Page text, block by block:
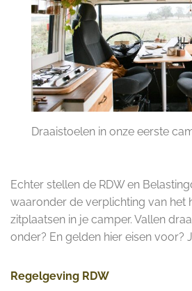
Draaistoelen in onze eerste
Echter stellen de RDW en
waaronder de verplichting van het
zitplaatsen in je camper. Vallen
onder? En gelden hier eisen voor?
Regelgeving RDW